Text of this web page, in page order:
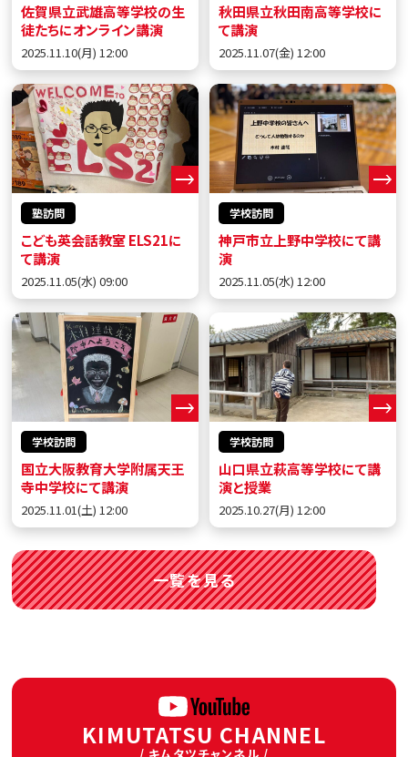
佐賀県立武雄高等学校の生
徒たちにオンライン講演
2025.11.10(月) 12:00
秋田県立秋田南高等学校に
て講演
2025.11.07(金) 12:00
塾訪問
こども英会話教室 ELS21に
て講演
2025.11.05(水) 09:00
学校訪問
神戸市立上野中学校にて講
演
2025.11.05(水) 12:00
学校訪問
国立大阪教育大学附属天王
寺中学校にて講演
2025.11.01(土) 12:00
学校訪問
山口県立萩高等学校にて講
演と授業
2025.10.27(月) 12:00
一覧を見る
KIMUTATSU CHANNEL